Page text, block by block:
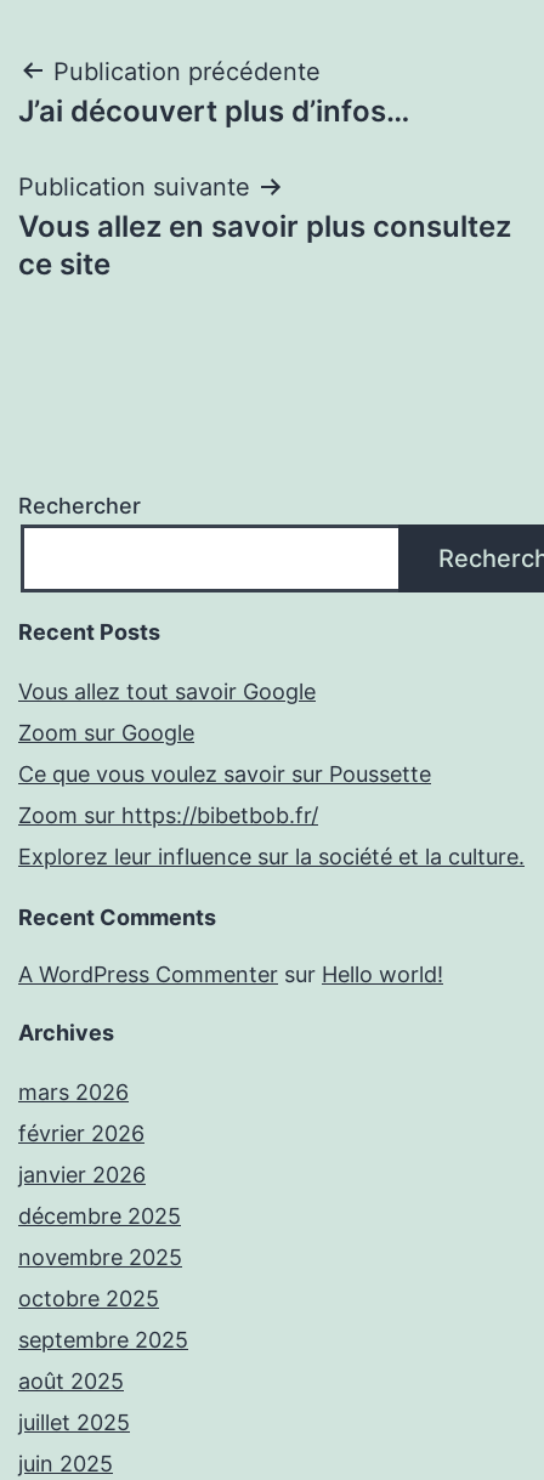
Navigation
de
l’article
Publication précédente
J’ai découvert plus d’infos…
Publication suivante
Vous allez en savoir plus consultez
ce site
Rechercher
Recent Posts
Vous allez tout savoir Google
Zoom sur Google
Ce que vous voulez savoir sur Poussette
Zoom sur https://bibetbob.fr/
Explorez leur influence sur la société et la culture.
Recent Comments
A WordPress Commenter sur Hello world!
Archives
mars 2026
février 2026
janvier 2026
décembre 2025
novembre 2025
octobre 2025
septembre 2025
août 2025
juillet 2025
juin 2025